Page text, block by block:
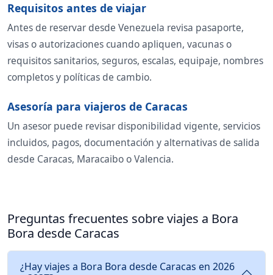
Requisitos antes de viajar
Antes de reservar desde Venezuela revisa pasaporte,
visas o autorizaciones cuando apliquen, vacunas o
requisitos sanitarios, seguros, escalas, equipaje, nombres
completos y políticas de cambio.
Asesoría para viajeros de Caracas
Un asesor puede revisar disponibilidad vigente, servicios
incluidos, pagos, documentación y alternativas de salida
desde Caracas, Maracaibo o Valencia.
Preguntas frecuentes sobre viajes a Bora
Bora desde Caracas
¿Hay viajes a Bora Bora desde Caracas en 2026